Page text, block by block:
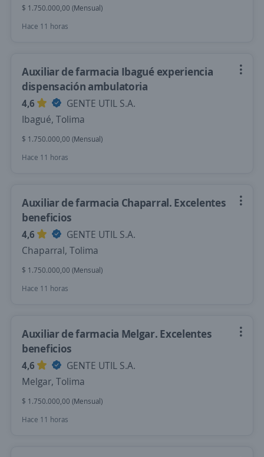
$ 1.750.000,00 (Mensual)
Hace 11 horas
Auxiliar de farmacia Ibagué experiencia
dispensación ambulatoria
4,6
GENTE UTIL S.A.
Ibagué, Tolima
$ 1.750.000,00 (Mensual)
Hace 11 horas
Auxiliar de farmacia Chaparral. Excelentes
beneficios
4,6
GENTE UTIL S.A.
Chaparral, Tolima
$ 1.750.000,00 (Mensual)
Hace 11 horas
Auxiliar de farmacia Melgar. Excelentes
beneficios
4,6
GENTE UTIL S.A.
Melgar, Tolima
$ 1.750.000,00 (Mensual)
Hace 11 horas